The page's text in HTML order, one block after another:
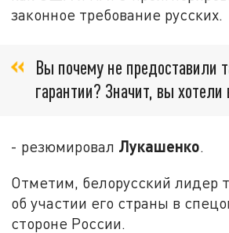
законное требование русских.
Вы почему не предоставили
гарантии? Значит, вы хотели
- резюмировал Лукашенко.
Отметим, белорусский лидер
об участии его страны в
стороне России.